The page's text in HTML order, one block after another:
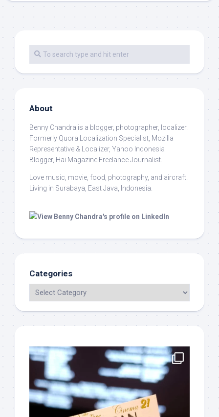
About
Benny Chandra is a blogger, photographer, localizer.
Formerly Quora Localization Specialist, Mozilla
Representative & Localizer, Yahoo Indonesia
Blogger, Hai Magazine Freelance Journalist.
Love music, movie, food, photography, and aircraft.
Living in Surabaya, East Java, Indonesia.
Categories